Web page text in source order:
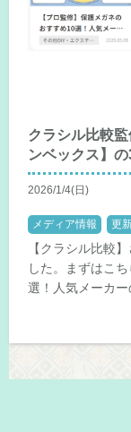
クラシル比較
ンベックス】の
2026/1/4(日)
メディア情報 更
【クラシル比較
した。まずはこ
選！人気メーカ